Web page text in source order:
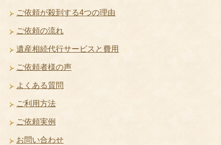
ご依頼が殺到する4つの理由
ご依頼の流れ
遺産相続代行サービスと費用
ご依頼者様の声
よくある質問
ご利用方法
ご依頼実例
お問い合わせ